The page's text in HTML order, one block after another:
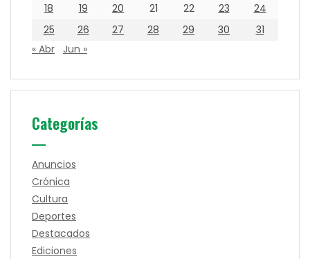
18
19 20 21 22 23
24
25
26 27 28 29 30
31
« Abr
Jun »
Categorías
Anuncios
Crónica
Cultura
Deportes
Destacados
Ediciones